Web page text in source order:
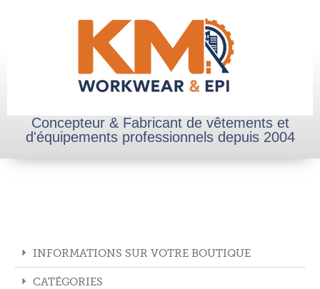
Concepteur & Fabricant de vêtements et
d'équipements professionnels depuis 2004
INFORMATIONS SUR VOTRE BOUTIQUE
CATÉGORIES